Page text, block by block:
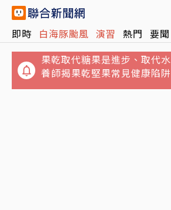
即時 白海豚颱風 演習 熱門 要聞
養師揭果乾堅果常見健康陷阱
吃海鮮麵險喪命！65歲翁敗
房 醫示警5隔夜菜直接丟